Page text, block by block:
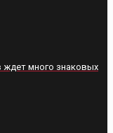
ждет много знаковых